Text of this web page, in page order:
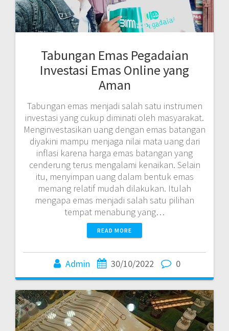
Tabungan Emas Pegadaian
Investasi Emas Online yang
Aman
Tabungan emas menjadi salah satu instrumen
investasi yang cukup diminati oleh masyarakat.
Menginvestasikan uang dengan emas batangan
diyakini mampu menjaga nilai mata uang dari
inflasi karena harga emas batangan yang
cenderung terus mengalami kenaikan. Selain
itu, menyimpan uang dalam bentuk emas
memang relatif mudah dilakukan. Itulah
mengapa emas menjadi salah satu pilihan
tempat menabung yang…
READ MORE
Admin 30/10/2022 0